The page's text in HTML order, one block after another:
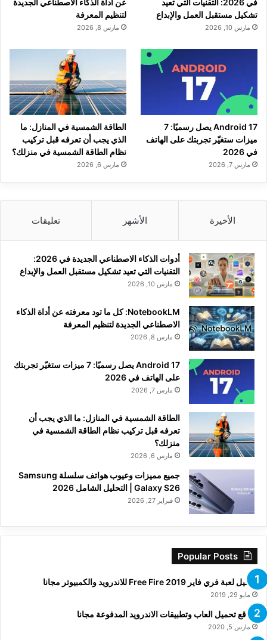
في 2026: التقنيات التي تعيد
تشكيل مستقبل العمل والإبداع
مارس 10, 2026
عن أداة الذكاء الاصطناعي الجديدة
لتنظيم المعرفة
مارس 8, 2026
Android 17 يصل رسميًا: 7
ميزات ستغيّر تجربتك على الهاتف
في 2026
مارس 7, 2026
الطاقة الشمسية في المنازل: ما
الذي يجب أن تعرفه قبل تركيب
نظام الطاقة الشمسية في منزلك؟
مارس 6, 2026
الأخيرة الأشهر تعليقات
أدوات الذكاء الاصطناعي الجديدة في 2026:
التقنيات التي تعيد تشكيل مستقبل العمل والإبداع
مارس 10, 2026
NotebookLM: كل ما تود معرفته عن أداة الذكاء
الاصطناعي الجديدة لتنظيم المعرفة
مارس 8, 2026
Android 17 يصل رسميًا: 7 ميزات ستغيّر تجربتك
على الهاتف في 2026
مارس 7, 2026
الطاقة الشمسية في المنازل: ما الذي يجب أن
تعرفه قبل تركيب نظام الطاقة الشمسية في
منزلك؟
مارس 6, 2026
جميع مميزات وعيوب هواتف سلسلة Samsung
Galaxy S26 | التحليل الشامل 2026
فبراير 27, 2026
Popular Posts
تحميل لعبة فري فاير Free Fire 2019 للاندرويد والكمبيوتر مجانا
مايو 29, 2019
مواقع تحميل العاب وتطبيقات الاندرويد المدفوعة مجانا
مارس 5, 2020